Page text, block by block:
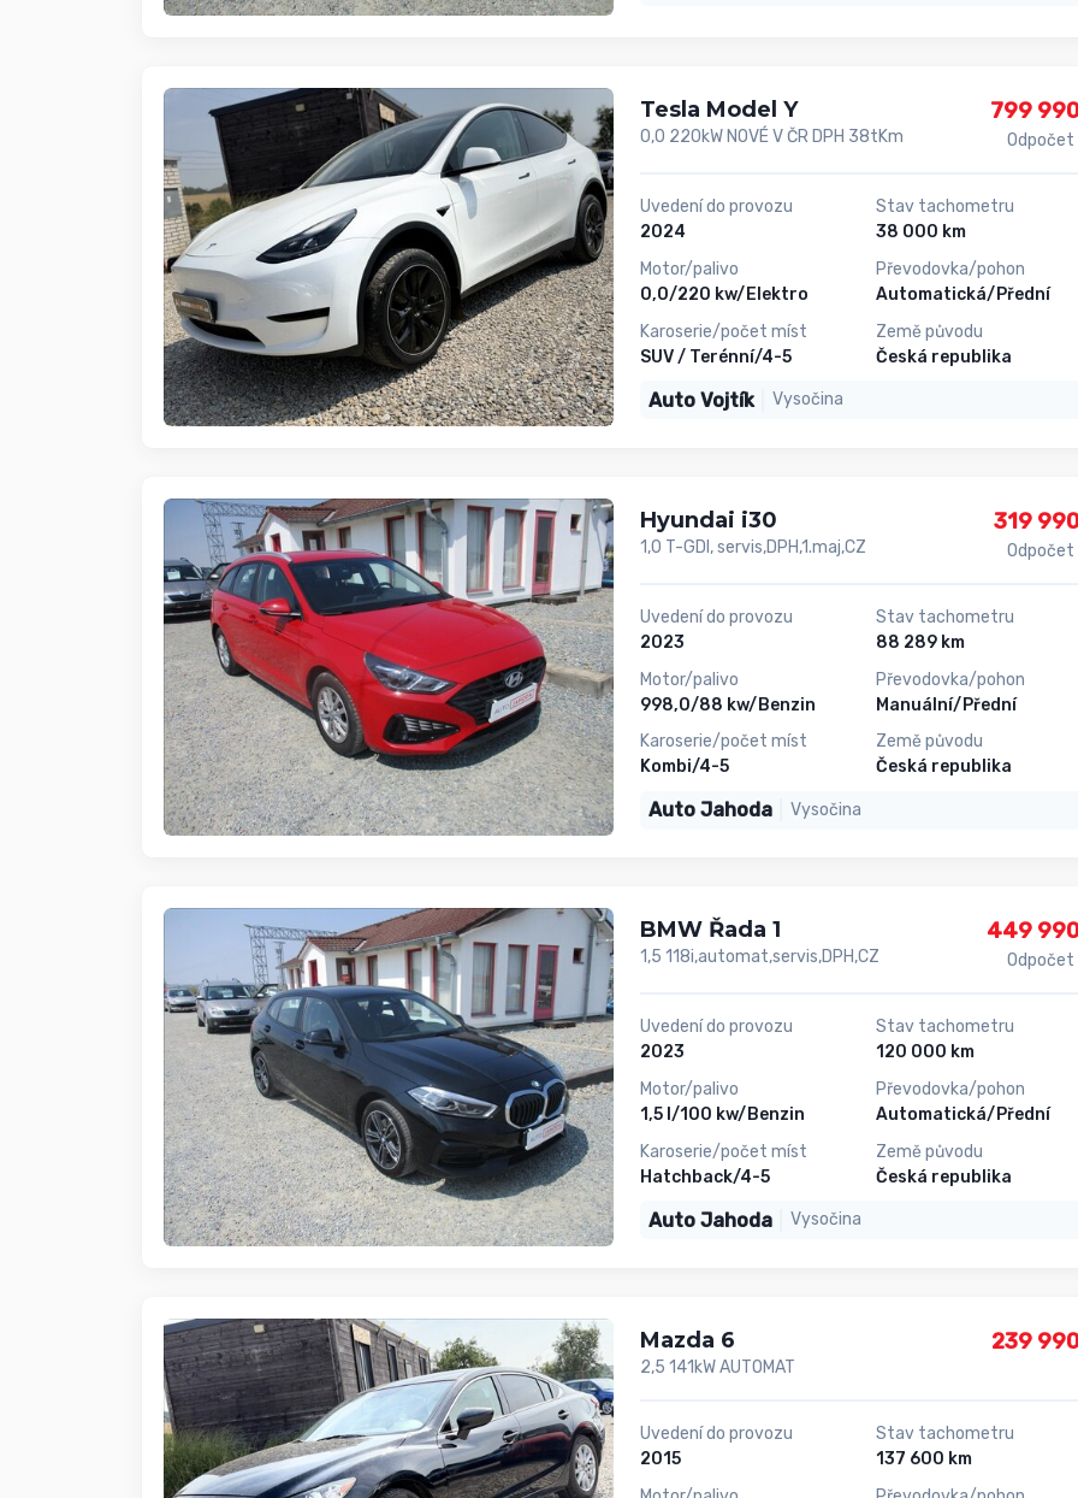
Tesla Model Y
0,0 220kW NOVÉ V ČR DPH 38tKm
799
Odpočet
Uvedení do provozu
2024
Motor/palivo
0,0/220 kw/Elektro
Karoserie/počet míst
SUV / Terénní/4-5
Stav tachometru
38 000 km
Převodovka/pohon
Automatická/Přední
Země původu
Česká republika
Auto Vojtík Vysočina
Hyundai i30
1,0 T-GDI, servis,DPH,1.maj,CZ
319
Odpočet
Uvedení do provozu
2023
Motor/palivo
998,0/88 kw/Benzin
Karoserie/počet míst
Kombi/4-5
Stav tachometru
88 289 km
Převodovka/pohon
Manuální/Přední
Země původu
Česká republika
Auto Jahoda Vysočina
BMW Řada 1
1,5 118i,automat,servis,DPH,CZ
449
Odpočet
Uvedení do provozu
2023
Motor/palivo
1,5 l/100 kw/Benzin
Karoserie/počet míst
Hatchback/4-5
Stav tachometru
120 000 km
Převodovka/pohon
Automatická/Přední
Země původu
Česká republika
Auto Jahoda Vysočina
Mazda 6
2,5 141kW AUTOMAT
239
Uvedení do provozu
2015
Stav tachometru
137 600 km